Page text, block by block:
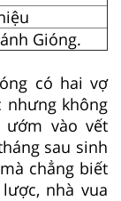
Gióng.
có hai vợ
nhưng không
vào vết
sau sinh
chẳng biết
nhà vua